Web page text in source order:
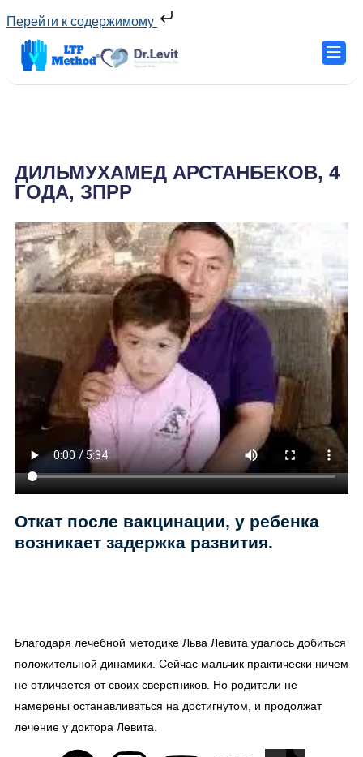
Перейти к содержимому
ДИЛЬМУХАМЕД АРСТАНБЕКОВ, 4
ГОДА, ЗПРР
Откат после вакцинации, у ребенка
возникает задержка развития.
Благодаря лечебной методике Льва Левита удалось добиться
положительной динамики. Сейчас мальчик практически ничем
не отличается от своих сверстников. Но родители не
намерены останавливаться на достигнутом, и продолжат
лечение у доктора Левита.